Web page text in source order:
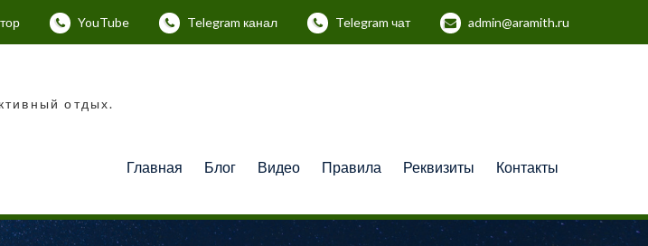
YouTube Telegram канал Telegram чат admin@aramith.ru
отдых.
Главная Блог Видео Правила Реквизиты Контакты